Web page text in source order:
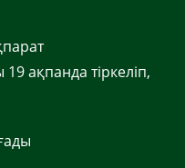
ақпанда тіркеліп,